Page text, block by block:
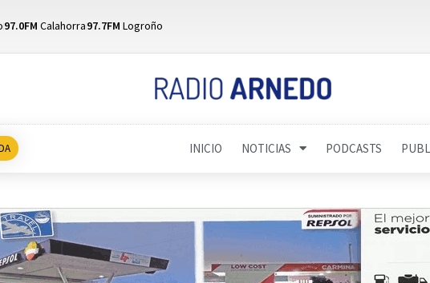
97.0FM Calahorra97.7FM Logroño
INICIO NOTICIAS PODCASTS